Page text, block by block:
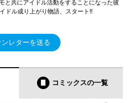
と共にアイドル活動をすることになった彼
ドル成り上がり物語、スタート!!
ンレターを送る
コミックスの一覧